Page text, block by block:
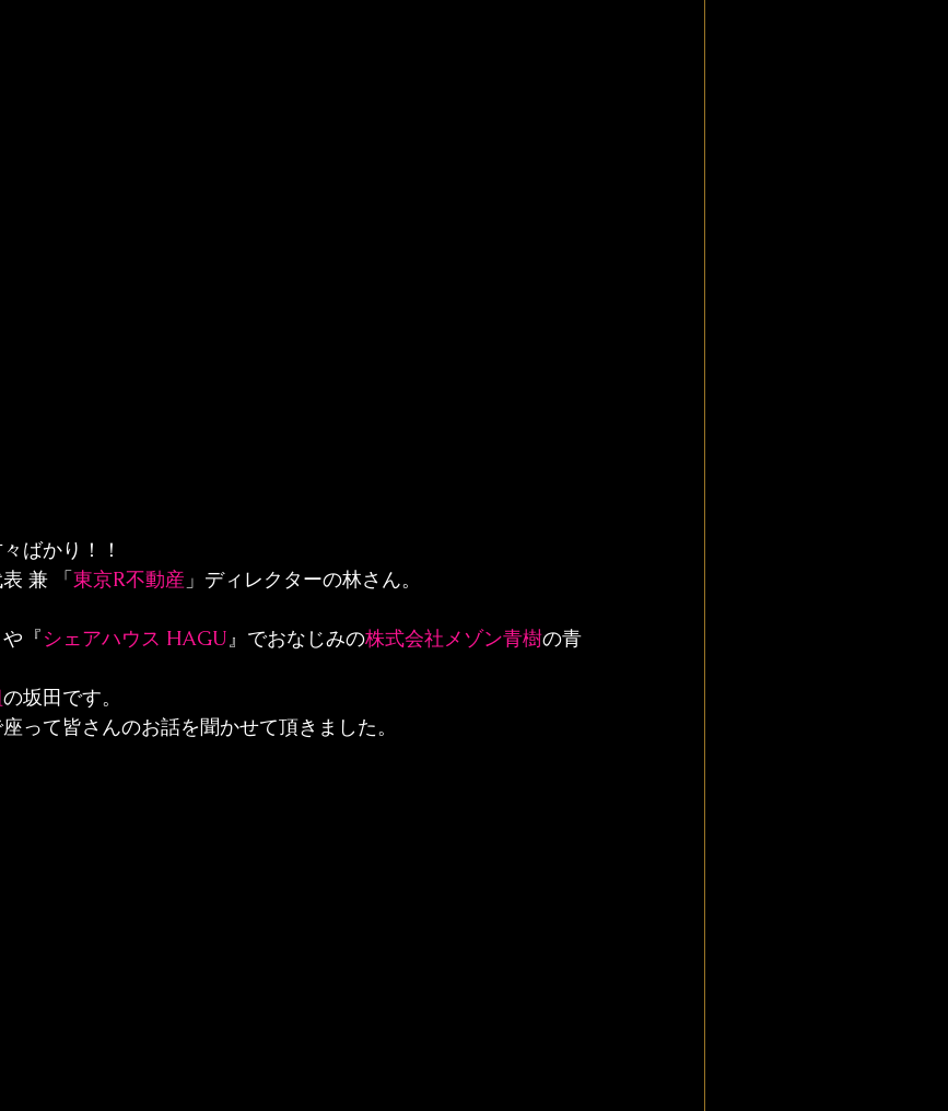
ばかり！！
兼 「東京R不動産 」ディレクターの林さん。
『シェアハウス HAGU』でおなじみの株式会社メゾン青樹の青
の坂田です。
って皆さんのお話を聞かせて頂きました。